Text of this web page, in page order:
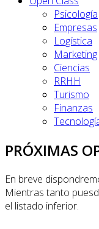
Psicología
Empresas
Logística
Marketing
Ciencias
RRHH
Turismo
Finanzas
PRÓXIMAS
En breve
Mientras tanto
el listado inferior.